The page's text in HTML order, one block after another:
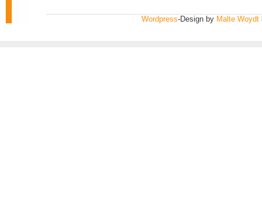
Wordpress-Design by Malte Woydt